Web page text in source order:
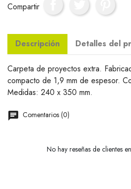
Compartir
Descripción Detalles del
Carpeta de proyectos extra.
compacto de 1,9 mm de espesor.
Medidas: 240 x 350 mm.
Comentarios (0)
No hay reseñas de clientes